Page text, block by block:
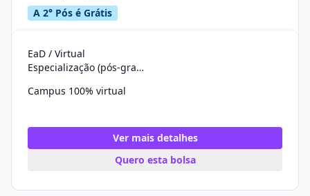
A 2° Pós é Grátis
EaD / Virtual
Especialização (pós-graduação)
Campus 100% virtual
Ver mais detalhes
Quero esta bolsa